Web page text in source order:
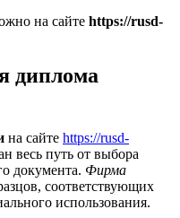
на сайте https://rusd-
диплома
на сайте https://rusd-
весь путь от выбора
документа. Фирма
соответствующих
использования.